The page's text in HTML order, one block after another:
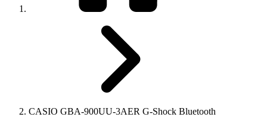
CASIO GBA-900UU-3AER G-Shock Bluetooth